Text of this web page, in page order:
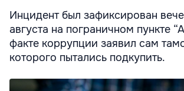
Инцидент был зафиксирован
августа на пограничном пункте
факте коррупции заявил сам
которого пытались подкупить.